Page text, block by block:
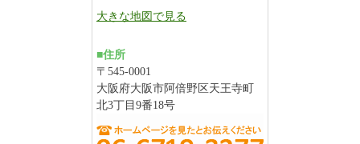
大きな地図で見る
■住所
〒545-0001
大阪府大阪市阿倍野区天王寺町
北3丁目9番18号